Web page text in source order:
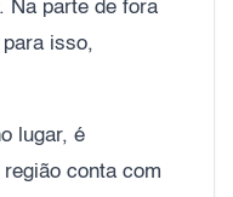
Na parte de fora
isso,
lugar, é
conta com